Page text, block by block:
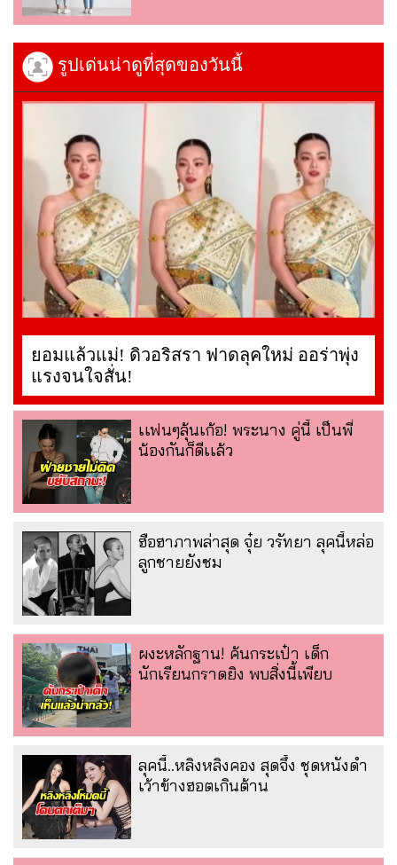
รูปเด่นน่าดูที่สุดของวันนี้
ยอมแล้วแม่! ดิวอริสรา ฟาดลุคใหม่ ออร่าพุ่ง
แรงจนใจสั่น!
เเฟนๆลุ้นเก้อ! พระนาง คู่นี้ เป็นพี่
น้องกันก็ดีเเล้ว
ฮือฮาภาพล่าสุด จุ๋ย วรัทยา ลุคนี้หล่อ
ลูกชายยังชม
ผงะหลักฐาน! ค้นกระเป๋า เด็ก
นักเรียนกราดยิง พบสิ่งนี้เพียบ
ลุคนี้..หลิงหลิงคอง สุดจึ้ง ชุดหนังดำ
เว้าข้างฮอตเกินต้าน